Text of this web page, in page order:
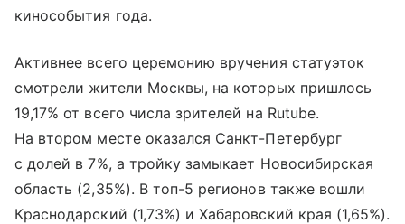
кинособытия года.
Активнее всего церемонию вручения статуэток
смотрели жители Москвы, на которых пришлось
19,17% от всего числа зрителей на Rutube.
На втором месте оказался Санкт-Петербург
с долей в 7%, а тройку замыкает Новосибирская
область (2,35%). В топ-5 регионов также вошли
Краснодарский (1,73%) и Хабаровский края (1,65%).